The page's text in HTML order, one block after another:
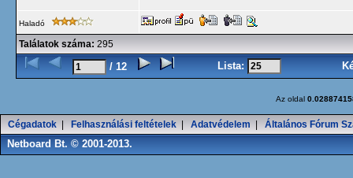
Haladó
Találatok száma: 295
/ 12 Lista:
Az oldal
Cégadatok Felhasználási feltételek Adatvédelem Általános Fórum
Netboard Bt. © 2001-2013.